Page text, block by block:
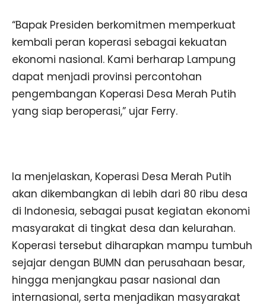
“Bapak Presiden berkomitmen memperkuat
kembali peran koperasi sebagai kekuatan
ekonomi nasional. Kami berharap Lampung
dapat menjadi provinsi percontohan
pengembangan Koperasi Desa Merah Putih
yang siap beroperasi,” ujar Ferry.
Ia menjelaskan, Koperasi Desa Merah Putih
akan dikembangkan di lebih dari 80 ribu desa
di Indonesia, sebagai pusat kegiatan ekonomi
masyarakat di tingkat desa dan kelurahan.
Koperasi tersebut diharapkan mampu tumbuh
sejajar dengan BUMN dan perusahaan besar,
hingga menjangkau pasar nasional dan
internasional, serta menjadikan masyarakat